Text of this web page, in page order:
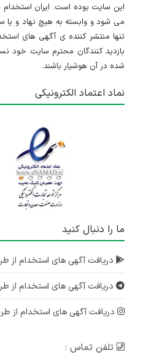
این سایت بوده است. ایران
می شود و وابسته به هیچ نهاد و یا
تنها منتشر کننده ی آگهی های
بازدید کنندگان محترم سایت
شده در آن هوشیار باشند.
نماد اعتماد الکترونیکی
ما را دنبال کنید
دریافت آگهی های استخدام از
دریافت آگهی های استخدام از
دریافت آگهی های استخدام از
تلفن تماس :